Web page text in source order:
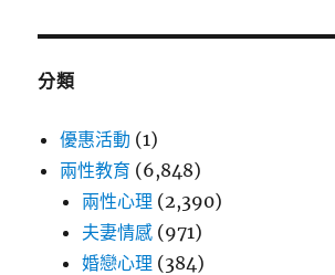
分類
優惠活動 (1)
兩性教育 (6,848)
兩性心理 (2,390)
夫妻情感 (971)
婚戀心理 (384)